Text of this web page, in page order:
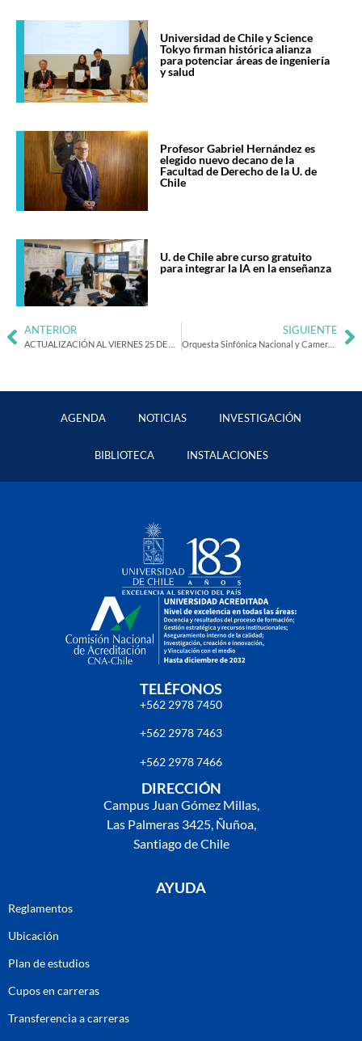
Universidad de Chile y Science
Tokyo firman histórica alianza
para potenciar áreas de ingeniería
y salud
Profesor Gabriel Hernández es
elegido nuevo decano de la
Facultad de Derecho de la U. de
Chile
U. de Chile abre curso gratuito
para integrar la IA en la enseñanza
ANTERIOR SIGUIENTE
Orquesta Sinfónica Nacional y Camerata Vocal ofrecieron concierto público junto a Roberto Márquez y Nano Stern
AGENDA NOTICIAS INVESTIGACIÓN
BIBLIOTECA INSTALACIONES
TELÉFONOS
+562 2978 7450
+562 2978 7463
+562 2978 7466
DIRECCIÓN
Campus Juan Gómez Millas,
Las Palmeras 3425, Ñuñoa,
Santiago de Chile
AYUDA
Reglamentos
Ubicación
Plan de estudios
Cupos en carreras
Transferencia a carreras